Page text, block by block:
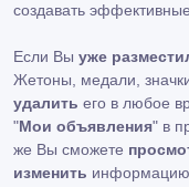
создавать
Если Вы уже
Жетоны, медали,
удалить его в любое
"Мои объявления" в
же Вы сможете
изменить